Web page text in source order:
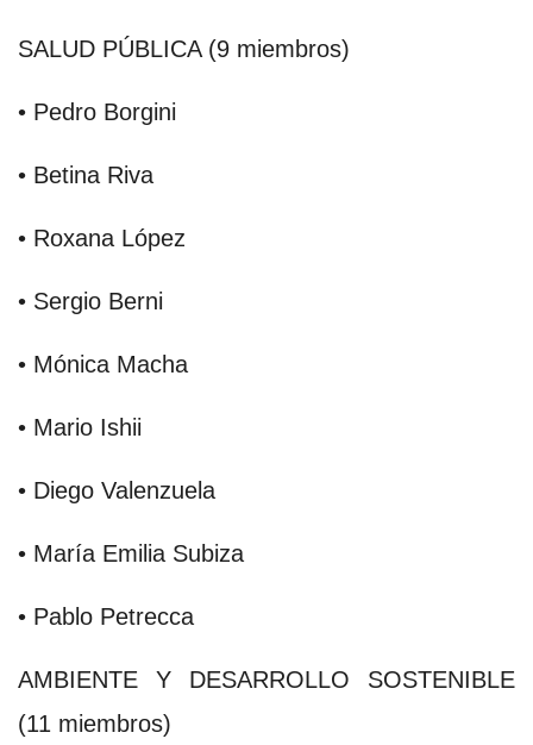
SALUD PÚBLICA (9 miembros)
• Pedro Borgini
• Betina Riva
• Roxana López
• Sergio Berni
• Mónica Macha
• Mario Ishii
• Diego Valenzuela
• María Emilia Subiza
• Pablo Petrecca
AMBIENTE Y DESARROLLO SOSTENIBLE
(11 miembros)